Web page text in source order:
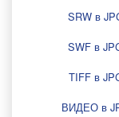
SRW в
SWF в
TIFF в
ВИДЕО в